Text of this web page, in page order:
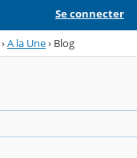
Se connecter
›A la Une› Blog